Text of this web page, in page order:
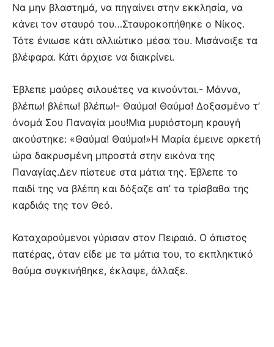
Να μην βλαστημά, να πηγαίνει στην εκκλησία, να
κάνει τον σταυρό του…Σταυροκοπήθηκε ο Νίκος.
Τότε ένιωσε κάτι αλλιώτικο μέσα του. Μισάνοιξε τα
βλέφαρα. Κάτι άρχισε να διακρίνει.
Έβλεπε μαύρες σιλουέτες να κινούνται.- Μάννα,
βλέπω! βλέπω! βλέπω!- Θαύμα! Θαύμα! Δοξασμένο τ’
όνομά Σου Παναγία μου!Μια μυριόστομη κραυγή
ακούστηκε: «Θαύμα! Θαύμα!»Η Μαρία έμεινε αρκετή
ώρα δακρυσμένη μπροστά στην εικόνα της
Παναγίας.Δεν πίστευε στα μάτια της. Έβλεπε το
παιδί της να βλέπη και δόξαζε απ’ τα τρίσβαθα της
καρδιάς της τον Θεό.
Καταχαρούμενοι γύρισαν στον Πειραιά. Ο άπιστος
πατέρας, όταν είδε με τα μάτια του, το εκπληκτικό
θαύμα συγκινήθηκε, έκλαψε, άλλαξε.